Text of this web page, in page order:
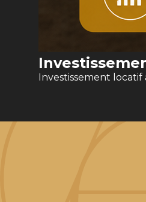
Investissement locatif